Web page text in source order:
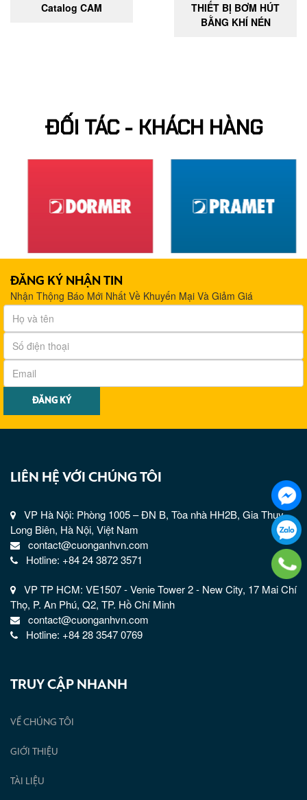
Catalog CAM
THIẾT BỊ BƠM HÚT
BẰNG KHÍ NÉN
ĐỐI TÁC - KHÁCH HÀNG
ĐĂNG KÝ NHẬN TIN
Nhận Thộng Báo Mới Nhất Về Khuyến Mại Và Giảm Giá
LIÊN HỆ VỚI CHÚNG TÔI
VP Hà Nội: Phòng 1005 – ĐN B, Tòa nhà HH2B, Gia Thụy,
Long Biên, Hà Nội, Việt Nam
contact@cuonganhvn.com
Hotline: +84 24 3872 3571
VP TP HCM: VE1507 - Venie Tower 2 - New City, 17 Mai Chí
Thọ, P. An Phú, Q2, TP. Hồ Chí Minh
contact@cuonganhvn.com
Hotline: +84 28 3547 0769
TRUY CẬP NHANH
VỀ CHÚNG TÔI
GIỚI THIỆU
TÀI LIỆU